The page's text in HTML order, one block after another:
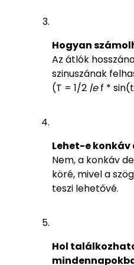
Hogyan
Az átlók
szinuszának
(T = 1/2 |ef *
Lehet-e
Nem, a konkáv
köré, mivel a
teszi lehetővé.
Hol